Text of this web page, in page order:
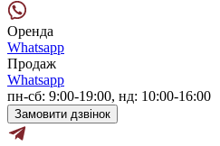
Оренда
Whatsapp
Продаж
Whatsapp
пн-сб: 9:00-19:00, нд: 10:00-16:00
Замовити дзвінок